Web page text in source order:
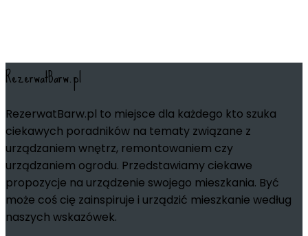
RezerwatBarw.pl
RezerwatBarw.pl to miejsce dla każdego kto szuka
ciekawych poradników na tematy związane z
urządzaniem wnętrz, remontowaniem czy
urządzaniem ogrodu. Przedstawiamy ciekawe
propozycje na urządzenie swojego mieszkania. Być
może coś cię zainspiruje i urządzić mieszkanie według
naszych wskazówek.